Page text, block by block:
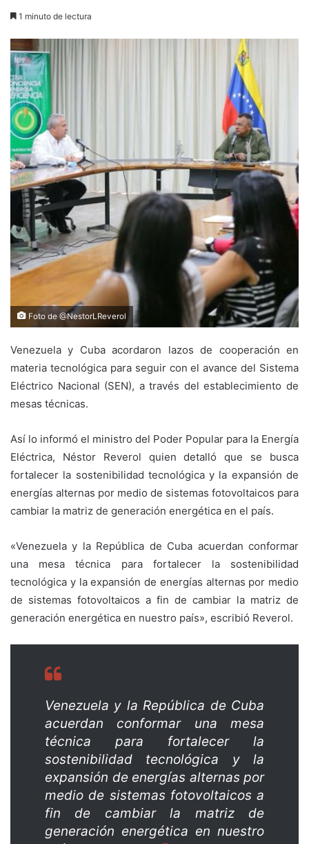
1 minuto de lectura
Foto de @NestorLReverol
Venezuela y Cuba acordaron lazos de cooperación en
materia tecnológica para seguir con el avance del Sistema
Eléctrico Nacional (SEN), a través del establecimiento de
mesas técnicas.
Así lo informó el ministro del Poder Popular para la Energía
Eléctrica, Néstor Reverol quien detalló que se busca
fortalecer la sostenibilidad tecnológica y la expansión de
energías alternas por medio de sistemas fotovoltaicos para
cambiar la matriz de generación energética en el país.
«Venezuela y la República de Cuba acuerdan conformar
una mesa técnica para fortalecer la sostenibilidad
tecnológica y la expansión de energías alternas por medio
de sistemas fotovoltaicos a fin de cambiar la matriz de
generación energética en nuestro país», escribió Reverol.
Venezuela y la República de Cuba
acuerdan conformar una mesa
técnica para fortalecer la
sostenibilidad tecnológica y la
expansión de energías alternas por
medio de sistemas fotovoltaicos a
fin de cambiar la matriz de
generación energética en nuestro